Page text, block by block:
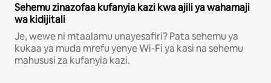
Sehemu zinazofaa kufanyia kazi kwa ajili ya wahamaji
wa kidijitali
Je, wewe ni mtaalamu unayesafiri? Pata sehemu ya
kukaa ya muda mrefu yenye Wi-Fi ya kasi na sehemu
mahususi za kufanyia kazi.